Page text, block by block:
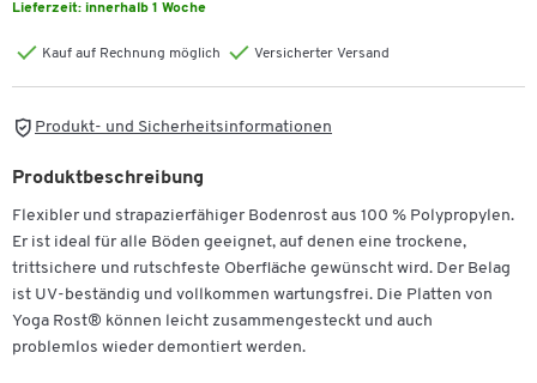
Lieferzeit: innerhalb 1 Woche
Kauf auf Rechnung möglich Versicherter Versand
Produkt- und Sicherheitsinformationen
Produktbeschreibung
Flexibler und strapazierfähiger Bodenrost aus 100 % Polypropylen.
Er ist ideal für alle Böden geeignet, auf denen eine trockene,
trittsichere und rutschfeste Oberfläche gewünscht wird. Der Belag
ist UV-beständig und vollkommen wartungsfrei. Die Platten von
Yoga Rost® können leicht zusammengesteckt und auch
problemlos wieder demontiert werden.